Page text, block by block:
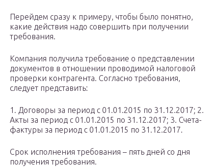
Перейдем сразу к примеру, чтобы было понятно,
какие действия надо совершить при получении
требования.
Компания получила требование о представлении
документов в отношении проводимой налоговой
проверки контрагента. Согласно требования,
следует представить:
1. Договоры за период с 01.01.2015 по 31.12.2017; 2.
Акты за период с 01.01.2015 по 31.12.2017; 3. Счета-
фактуры за период с 01.01.2015 по 31.12.2017.
Срок исполнения требования – пять дней со дня
получения требования.